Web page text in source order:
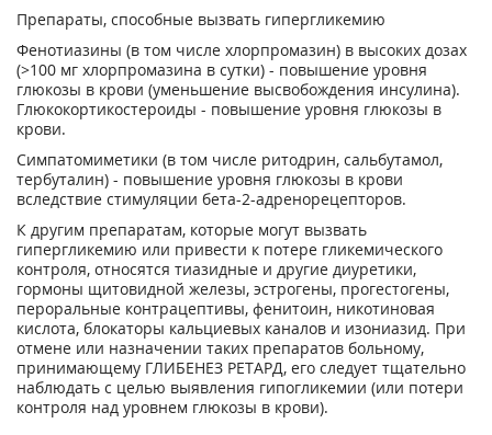
Препараты, способные вызвать гипергликемию
Фенотиазины (в том числе хлорпромазин) в высоких дозах
(>100 мг хлорпромазина в сутки) - повышение уровня
глюкозы в крови (уменьшение высвобождения инсулина).
Глюкокортикостероиды - повышение уровня глюкозы в
крови.
Симпатомиметики (в том числе ритодрин, сальбутамол,
тербуталин) - повышение уровня глюкозы в крови
вследствие стимуляции бета-2-адренорецепторов.
К другим препаратам, которые могут вызвать
гипергликемию или привести к потере гликемического
контроля, относятся тиазидные и другие диуретики,
гормоны щитовидной железы, эстрогены, прогестогены,
пероральные контрацептивы, фенитоин, никотиновая
кислота, блокаторы кальциевых каналов и изониазид. При
отмене или назначении таких препаратов больному,
принимающему ГЛИБЕНЕЗ РЕТАРД, его следует тщательно
наблюдать с целью выявления гипогликемии (или потери
контроля над уровнем глюкозы в крови).